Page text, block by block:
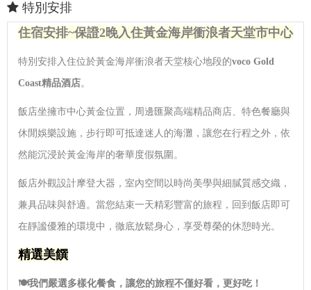
特別安排
住宿安排~保證2晚入住黃金海岸衝浪者天堂市中心
特別安排入住位於黃金海岸衝浪者天堂核心地段的voco Gold
Coast精品酒店。
飯店坐擁市中心黃金位置，周邊匯聚高端精品商店、特色餐廳與
休閒娛樂設施，步行即可抵達迷人的海灘，讓您在行程之外，依
然能沉浸於黃金海岸的奢華度假氛圍。
飯店外觀設計摩登大器，室內空間以時尚美學與細膩質感交織，
兼具品味與舒適。當您結束一天精彩豐富的旅程，回到飯店即可
在靜謐優雅的環境中，徹底放鬆身心，享受尊榮的休憩時光。
精選美饌
🍽️我們嚴選多樣化餐食，讓您的旅程不僅好看，更好吃！